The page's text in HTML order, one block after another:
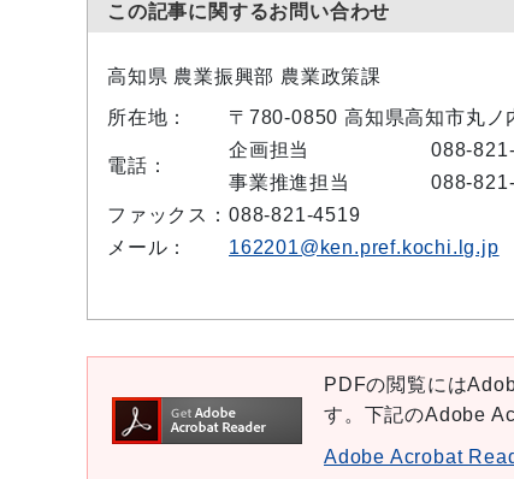
この記事に関するお問い合わせ
高知県 農業振興部 農業政策課
所在地：
〒780-0850 高知県高知市丸ノ
電話：
企画担当
088-
事業推進担当
088-
ファックス： 088-821-4519
メール：
162201@ken.pref.kochi.lg.jp
PDFの閲覧には
す。下記のAdobe
Adobe Acrobat